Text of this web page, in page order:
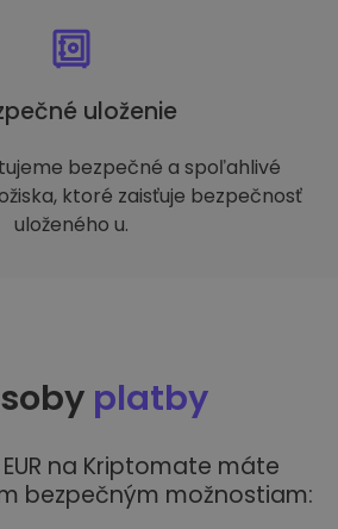
uloženie
bezpečné a spoľahlivé
ktoré zaisťuje bezpečnosť
uloženého u.
platby
na Kriptomate máte
bezpečným možnostiam: